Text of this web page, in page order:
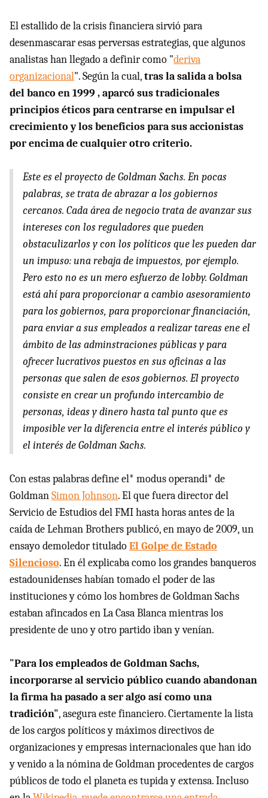
El estallido de la crisis financiera sirvió para
desenmascarar esas perversas estrategias, que algunos
analistas han llegado a definir como "deriva
organizacional". Según la cual,tras la salida a bolsa
del banco en 1999 , aparcó sus tradicionales
principios éticos para centrarse en impulsar el
crecimiento y los beneficios para sus accionistas
por encima de cualquier otro criterio.
Este es el proyecto de Goldman Sachs. En pocas
palabras, se trata de abrazar a los gobiernos
cercanos. Cada área de negocio trata de avanzar sus
intereses con los reguladores que pueden
obstaculizarlos y con los políticos que les pueden dar
un impuso: una rebaja de impuestos, por ejemplo.
Pero esto no es un mero esfuerzo de lobby. Goldman
está ahí para proporcionar a cambio asesoramiento
para los gobiernos, para proporcionar financiación,
para enviar a sus empleados a realizar tareas ene el
ámbito de las adminstraciones públicas y para
ofrecer lucrativos puestos en sus oficinas a las
personas que salen de esos gobiernos. El proyecto
consiste en crear un profundo intercambio de
personas, ideas y dinero hasta tal punto que es
imposible ver la diferencia entre el interés público y
el interés de Goldman Sachs.
Con estas palabras define el* modus operandi* de
GoldmanSimon Johnson. El que fuera director del
Servicio de Estudios del FMI hasta horas antes de la
caída de Lehman Brothers publicó, en mayo de 2009, un
ensayo demoledor tituladoEl Golpe de Estado
Silencioso. En él explicaba como los grandes banqueros
estadounidenses habían tomado el poder de las
instituciones y cómo los hombres de Goldman Sachs
estaban afincados en La Casa Blanca mientras los
presidente de uno y otro partido iban y venían.
"Para los empleados de Goldman Sachs,
incorporarse al servicio público cuando abandonan
la firma ha pasado a ser algo así como una
tradición", asegura este financiero. Ciertamente la lista
de los cargos políticos y máximos directivos de
organizaciones y empresas internacionales que han ido
y venido a la nómina de Goldman procedentes de cargos
públicos de todo el planeta es tupida y extensa. Incluso